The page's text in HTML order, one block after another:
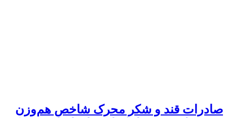
صادرات قند و شکر محرک شاخص هم‌وزن